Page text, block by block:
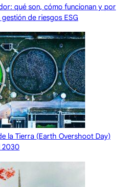
qué son, cómo funcionan y por
de riesgos ESG
la Tierra (Earth Overshoot Day)
2030